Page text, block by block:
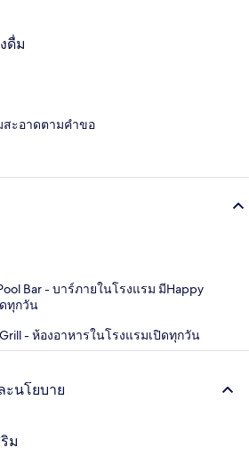
ดื่ม
สะอาดตามคำขอ
Bar - บาร์ภายในโรงแรม มีHappy
ทุกวัน
- ห้องอาหารในโรงแรมเปิดทุกวัน
ะนโยบาย
ม